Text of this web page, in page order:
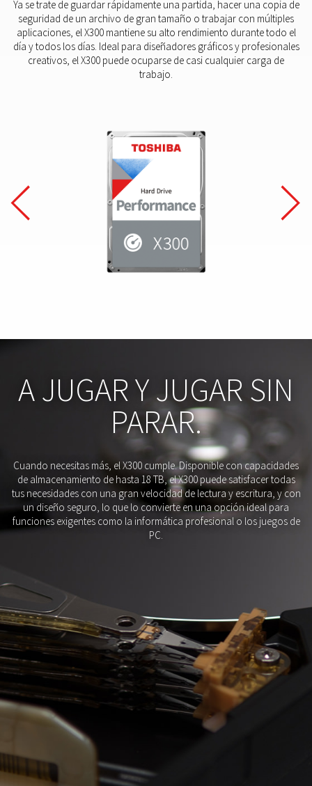
Ya se trate de guardar rápidamente una partida, hacer una copia de
seguridad de un archivo de gran tamaño o trabajar con múltiples
aplicaciones, el X300 mantiene su alto rendimiento durante todo el
día y todos los días. Ideal para diseñadores gráficos y profesionales
creativos, el X300 puede ocuparse de casi cualquier carga de
trabajo.
A JUGAR Y JUGAR SIN
PARAR.
Cuando necesitas más, el X300 cumple. Disponible con capacidades
de almacenamiento de hasta 18 TB, el X300 puede satisfacer todas
tus necesidades con una gran velocidad de lectura y escritura, y con
un diseño seguro, lo que lo convierte en una opción ideal para
funciones exigentes como la informática profesional o los juegos de
PC.